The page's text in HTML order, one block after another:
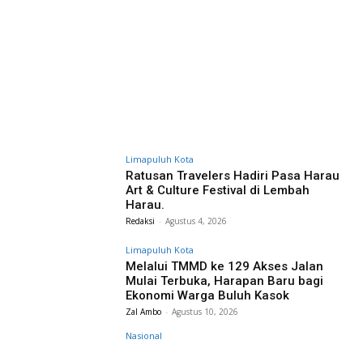
Limapuluh Kota
Ratusan Travelers Hadiri Pasa Harau
Art & Culture Festival di Lembah
Harau.
Redaksi - Agustus 4, 2026
Limapuluh Kota
Melalui TMMD ke 129 Akses Jalan
Mulai Terbuka, Harapan Baru bagi
Ekonomi Warga Buluh Kasok
Zal Ambo - Agustus 10, 2026
Nasional